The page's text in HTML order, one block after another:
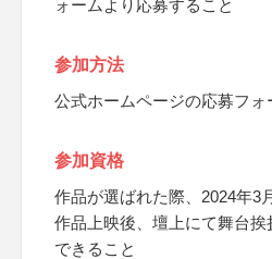
ォームより応募すること
参加方法
公式ホームページの応募フォ
参加資格
作品が選ばれた際、2024年3
作品上映後、壇上にて舞台
できること